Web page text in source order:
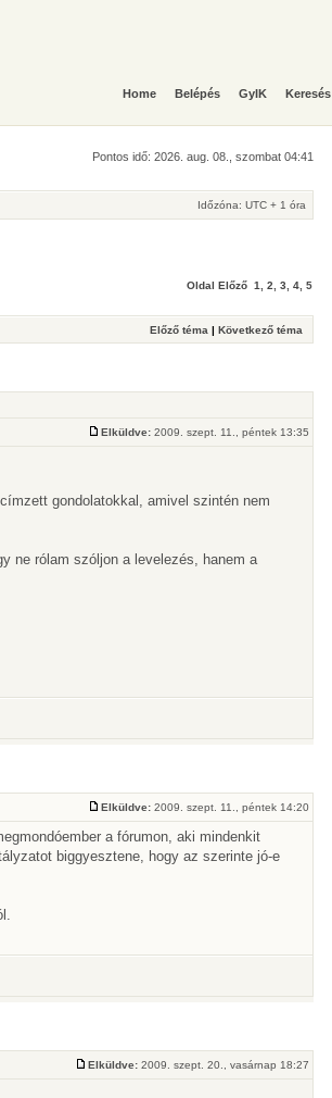
Home Belépés GyIK Keresés
Pontos idő: 2026. aug. 08., szombat 04:41
Időzóna: UTC + 1 óra
Oldal Előző 1 2 3 4 5
Előző téma | Következő téma
Elküldve: 2009. szept. 11., péntek 13:35
gondolatokkal, amivel szintén nem
ne rólam szóljon a levelezés, hanem a
Elküldve: 2009. szept. 11., péntek 14:20
a fórumon, aki mindenkit
biggyesztene, hogy az szerinte jó-e
Elküldve: 2009. szept. 20., vasárnap 18:27